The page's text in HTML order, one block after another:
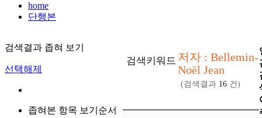
home
단행본
검색결과 좁혀 보기
선택해제
좁혀본 항목 보기순서
검색키워드 저자 : Bellemin-
Noël Jean
(검색결과 16 건)